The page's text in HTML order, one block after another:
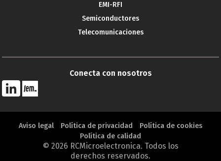
EMI-RFI
Semiconductores
Telecomunicaciones
Conecta con nosotros
© 2026 RCMicroelectronica. Todos los
derechos reservados.
Aviso legal Política de privacidad
Política de cookies
Política de calidad